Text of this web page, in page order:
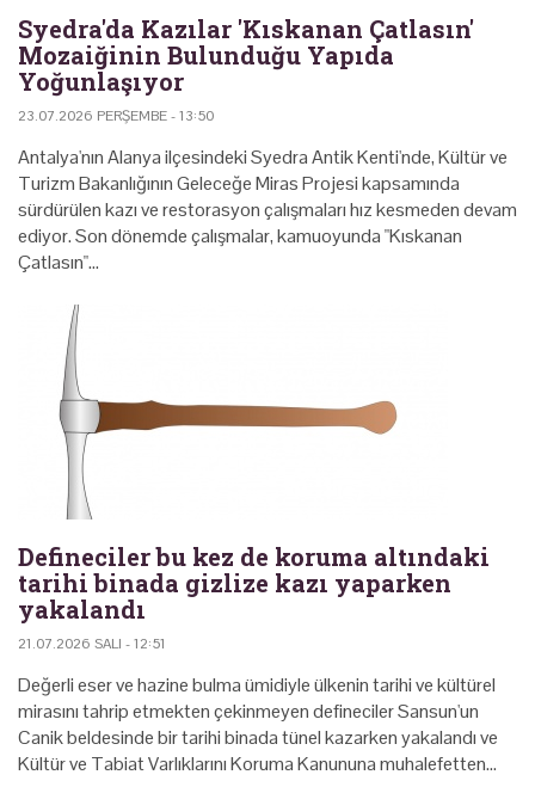
Syedra'da Kazılar 'Kıskanan Çatlasın'
Mozaiğinin Bulunduğu Yapıda
Yoğunlaşıyor
23.07.2026 PERŞEMBE - 13:50
Antalya'nın Alanya ilçesindeki Syedra Antik Kenti'nde, Kültür ve
Turizm Bakanlığının Geleceğe Miras Projesi kapsamında
sürdürülen kazı ve restorasyon çalışmaları hız kesmeden devam
ediyor. Son dönemde çalışmalar, kamuoyunda "Kıskanan
Çatlasın"…
Defineciler bu kez de koruma altındaki
tarihi binada gizlize kazı yaparken
yakalandı
21.07.2026 SALI - 12:51
Değerli eser ve hazine bulma ümidiyle ülkenin tarihi ve kültürel
mirasını tahrip etmekten çekinmeyen defineciler Sansun'un
Canik beldesinde bir tarihi binada tünel kazarken yakalandı ve
Kültür ve Tabiat Varlıklarını Koruma Kanununa muhalefetten…